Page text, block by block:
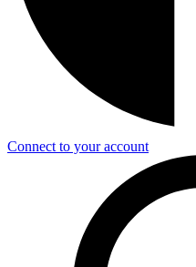
Connect to your account